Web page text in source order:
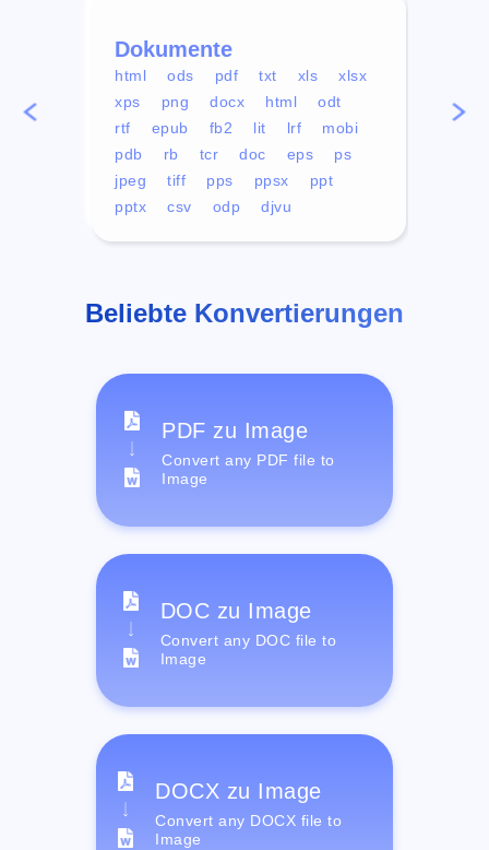
Dokumente
html ods pdf txt xls
xlsx
xps
png docx html
odt
rtf
epub fb2 lit lrf
mobi
pdb
rb tcr doc eps
ps
jpeg
tiff pps ppsx
ppt
pptx
csv odp djvu
mp4
Beliebte Konvertierungen
PDF zu Image
Convert any PDF file to
Image
DOC zu Image
Convert any DOC file to
Image
DOCX zu Image
Convert any DOCX file to
Image